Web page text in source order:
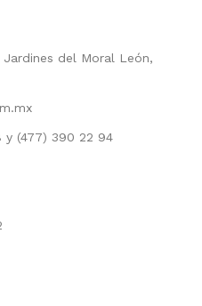
Jardines del Moral León,
y (477) 390 22 94